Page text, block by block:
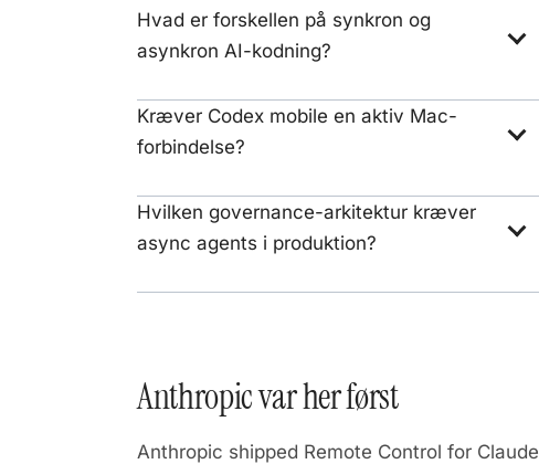
Hvad er forskellen på synkron og
asynkron AI-kodning?
Kræver Codex mobile en aktiv Mac-
forbindelse?
Hvilken governance-arkitektur kræver
async agents i produktion?
Anthropic var her først
Anthropic shipped Remote Control for Claude